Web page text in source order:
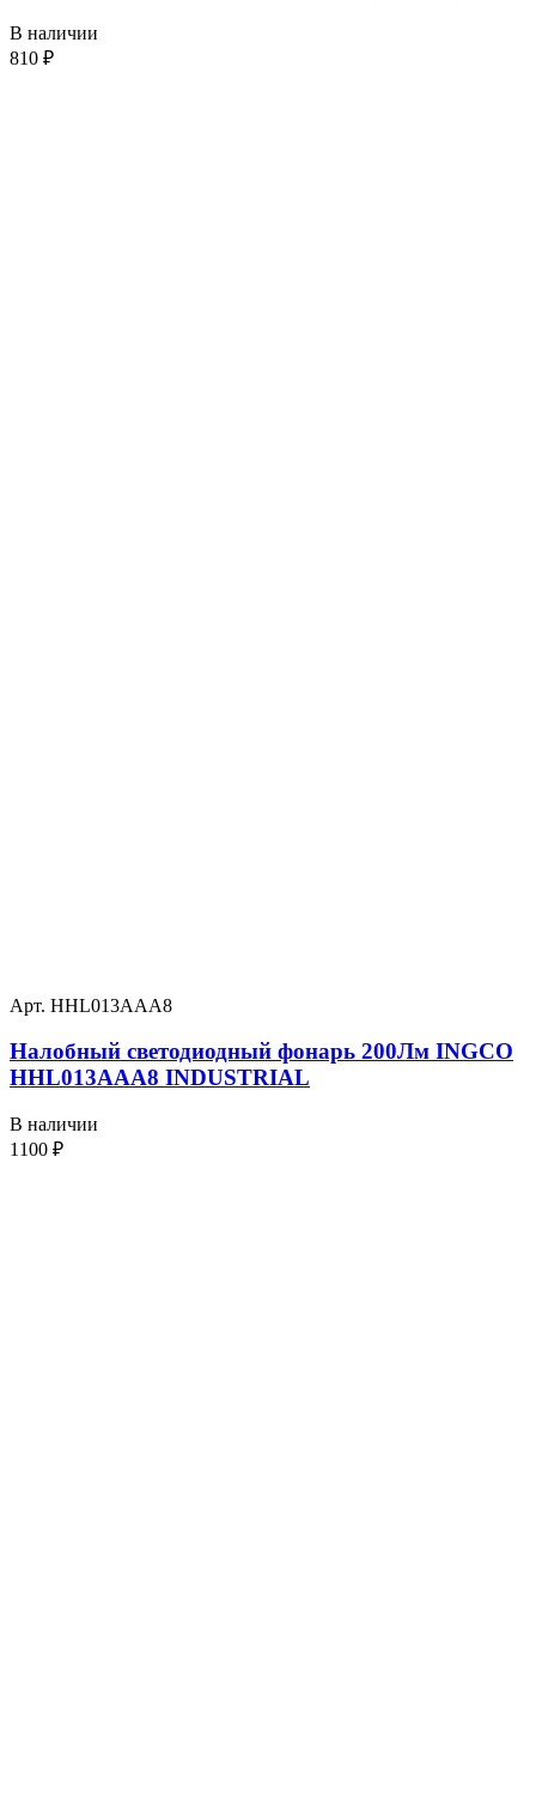
В наличии
810 ₽
Арт. HHL013AAA8
Налобный светодиодный фонарь 200Лм INGCO
HHL013AAA8 INDUSTRIAL
В наличии
1100 ₽